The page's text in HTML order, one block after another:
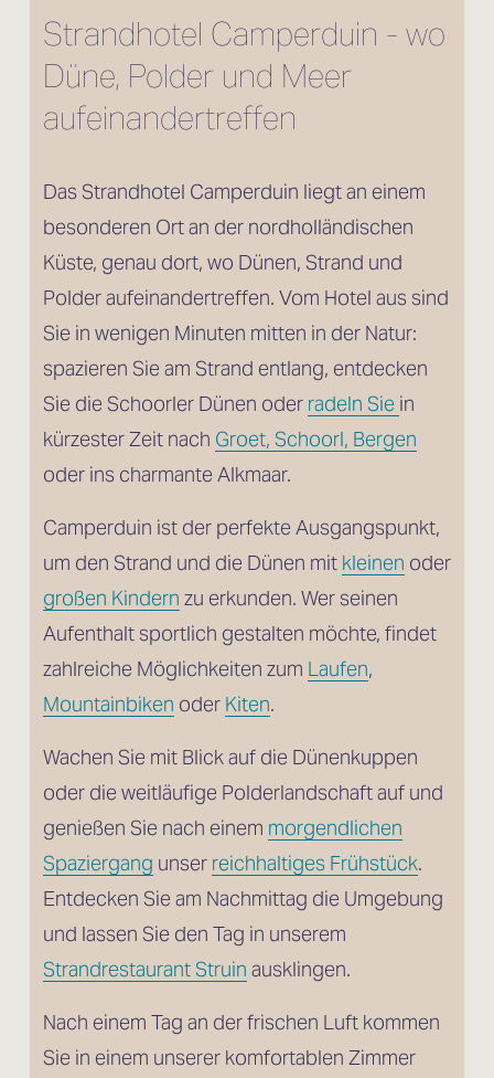
Strandhotel Camperduin - wo
Düne, Polder und Meer
aufeinandertreffen
Das Strandhotel Camperduin liegt an einem
besonderen Ort an der nordholländischen
Küste, genau dort, wo Dünen, Strand und
Polder aufeinandertreffen. Vom Hotel aus sind
Sie in wenigen Minuten mitten in der Natur:
spazieren Sie am Strand entlang, entdecken
Sie die Schoorler Dünen oder radeln Sie in
kürzester Zeit nach Groet, Schoorl, Bergen
oder ins charmante Alkmaar.
Camperduin ist der perfekte Ausgangspunkt,
um den Strand und die Dünen mit kleinen oder
großen Kindern zu erkunden. Wer seinen
Aufenthalt sportlich gestalten möchte, findet
zahlreiche Möglichkeiten zum Laufen
Mountainbiken oder Kiten.
Wachen Sie mit Blick auf die Dünenkuppen
oder die weitläufige Polderlandschaft auf und
genießen Sie nach einem morgendlichen
Spaziergang unser reichhaltiges Frühstück.
Entdecken Sie am Nachmittag die Umgebung
Strandrestaurant Struin ausklingen.
Nach einem Tag an der frischen Luft kommen
Sie in einem unserer komfortablen Zimmer